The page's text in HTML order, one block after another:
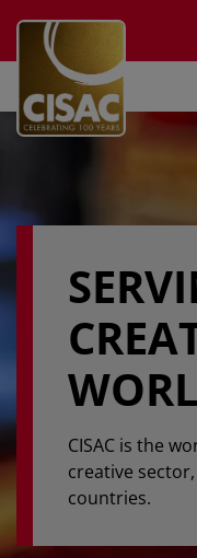
CISAC is the
creative
countries.